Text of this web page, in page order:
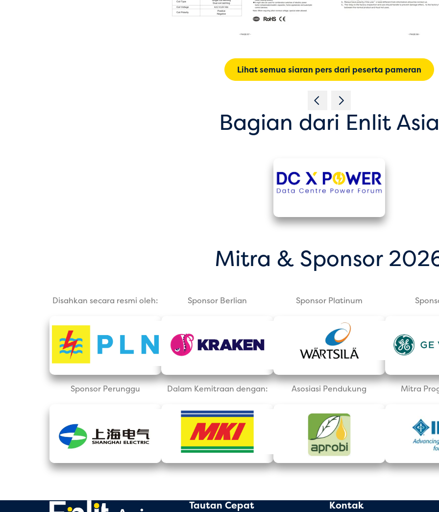
Lihat semua siaran pers dari peserta pameran
Bagian dari Enlit Asia
Mitra & Sponsor
Disahkan secara resmi oleh: Sponsor Berlian Sponsor Platinum
Sponsor Perunggu Dalam Kemitraan dengan: Asosiasi Pendukung Mitra
Tautan Cepat Kontak